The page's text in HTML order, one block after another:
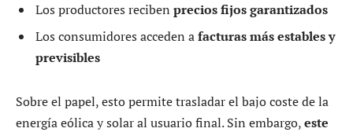
Los productores reciben precios fijos garantizados
Los consumidores acceden afacturas más estables y
previsibles
Sobre el papel, esto permite trasladar el bajo coste de la
energía eólica y solar al usuario final. Sin embargo,este